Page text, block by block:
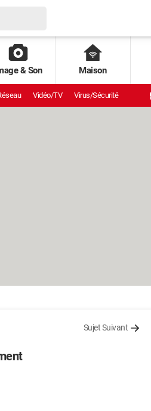
& Son Maison
Vidéo/TV Virus/Sécurité
Sujet Suivant